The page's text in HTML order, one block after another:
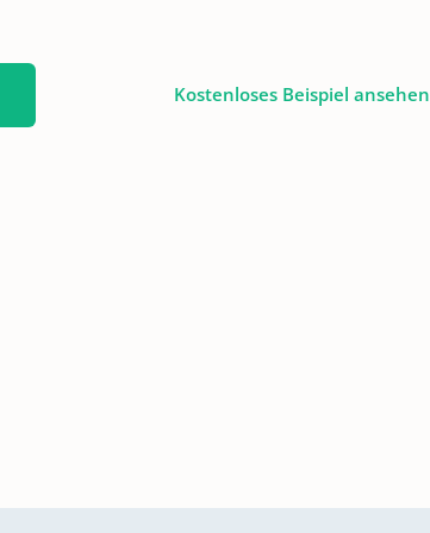
Kostenloses Beispiel ansehen